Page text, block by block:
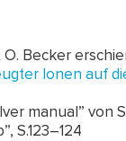
O. Becker
Ionen auf
manual”
S.123–124